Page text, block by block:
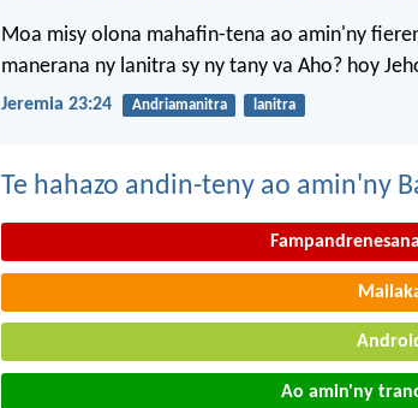
Moa misy olona mahafin-tena ao amin'ny
manerana ny lanitra sy ny tany va Aho? hoy
Jeremia 23:24 Andriamanitra lanitra
Te hahazo andin-teny ao amin'ny
Ao amin'ny